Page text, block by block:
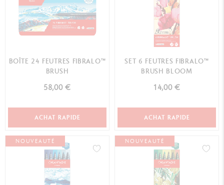
BOÎTE 24 FEUTRES FIBRALO™
BRUSH
58,00 €
ACHAT RAPIDE
SET 6 FEUTRES FIBRALO™
BRUSH BLOOM
14,00 €
ACHAT RAPIDE
NOUVEAUTÉ NOUVEAUTÉ